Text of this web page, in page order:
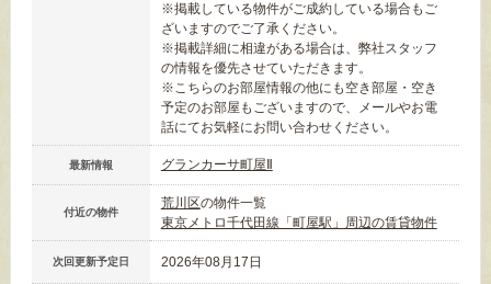
※掲載している物件がご成約している場合もご
ざいますのでご了承ください。
※掲載詳細に相違がある場合は、弊社スタッフ
の情報を優先させていただきます。
※こちらのお部屋情報の他にも空き部屋・空き
予定のお部屋もございますので、メールやお電
話にてお気軽にお問い合わせください。
最新情報 グランカーサ町屋Ⅱ
付近の物件
荒川区の物件一覧
東京メトロ千代田線「町屋駅」周辺の賃貸物件
次回更新予定日 2026年08月17日